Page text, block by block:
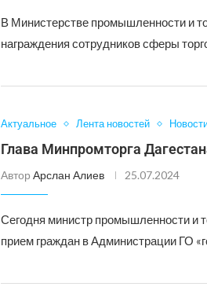
В Министерстве промышленности и
награждения сотрудников сферы
Актуальное Лента новостей
Глава Минпромторга
Автор Арслан Алиев 25.07.2024
Сегодня министр промышленности и
прием граждан в Администрации ГО